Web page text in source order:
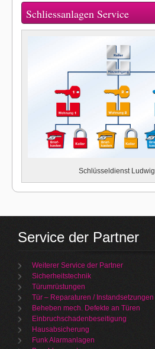
Schliessanlagen Service
Schlüsseldienst Ludwig
Service der Partner
Weiterer Service der Partner
Sicherheitstechnik
Türumrüstungen
Tür – Reparaturen / Instandsetzungen
Beheben mech. Defekte an Türen
Einbruchschadenbeseitigung
Hausabsicherung
Funk Alarmanlagen